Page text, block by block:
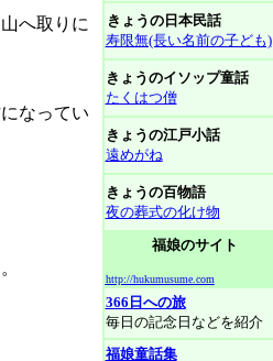
へ取りに
なってい
きょうの日本民話
寿限無(長い名前の子ども)
きょうのイソップ童話
たくはつ僧
きょうの江戸小話
遠めがね
きょうの百物語
夜の葬式の化け物
福娘のサイト
http://hukumusume.com
366日への旅
毎日の記念日などを紹介
福娘童話集